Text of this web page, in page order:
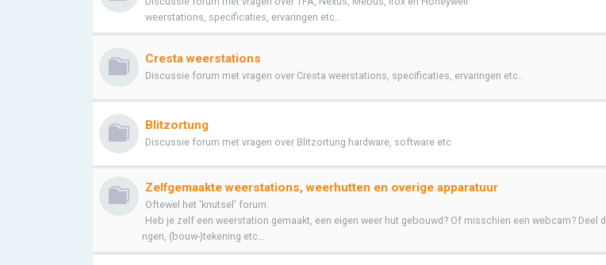
weerstations, specificaties, ervaringen etc..
Cresta weerstations
Discussie forum met vragen over Cresta weerstations, specificaties, ervaringen etc..
Blitzortung
Discussie forum met vragen over Blitzortung hardware, software etc
Zelfgemaakte weerstations, weerhutten en overige apparatuur
Oftewel het 'knutsel' forum.
Heb je zelf een weerstation gemaakt, een eigen weer hut gebouwd? Of misschien een webcam? Deel
ngen, (bouw-)tekening etc...